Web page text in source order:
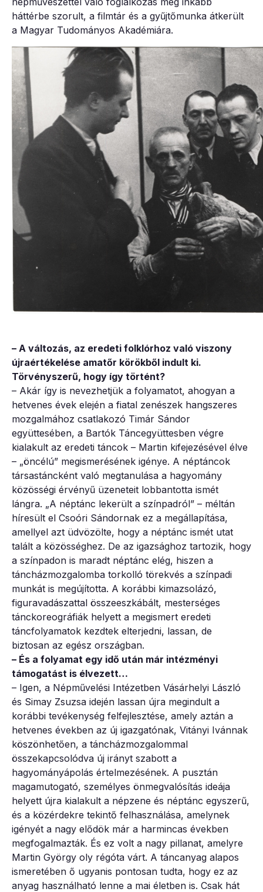
háttérbe szorult, a filmtár és a gyűjtőmunka átkerült
a Magyar Tudományos Akadémiára.
– A változás, az eredeti folklórhoz való viszony
újraértékelése amatőr körökből indult ki.
Törvényszerű, hogy így történt?
– Akár így is nevezhetjük a folyamatot, ahogyan a
hetvenes évek elején a fiatal zenészek hangszeres
mozgalmához csatlakozó Timár Sándor
együttesében, a Bartók Táncegyüttesben végre
kialakult az eredeti táncok – Martin kifejezésével élve
– „öncélú” megismerésének igénye. A néptáncok
társastáncként való megtanulása a hagyomány
közösségi érvényű üzeneteit lobbantotta ismét
lángra. „A néptánc lekerült a színpadról” – méltán
híresült el Csoóri Sándornak ez a megállapítása,
amellyel azt üdvözölte, hogy a néptánc ismét utat
talált a közösséghez. De az igazsághoz tartozik, hogy
a színpadon is maradt néptánc elég, hiszen a
táncházmozgalomba torkolló törekvés a színpadi
munkát is megújította. A korábbi kimazsolázó,
figuravadászattal összeeszkábált, mesterséges
tánckoreográfiák helyett a megismert eredeti
táncfolyamatok kezdtek elterjedni, lassan, de
biztosan az egész országban.
– És a folyamat egy idő után már intézményi
támogatást is élvezett…
– Igen, a Népművelési Intézetben Vásárhelyi László
és Simay Zsuzsa idején lassan újra megindult a
korábbi tevékenység felfejlesztése, amely aztán a
hetvenes években az új igazgatónak, Vitányi Ivánnak
köszönhetően, a táncházmozgalommal
összekapcsolódva új irányt szabott a
hagyományápolás értelmezésének. A pusztán
magamutogató, személyes önmegvalósítás ideája
helyett újra kialakult a népzene és néptánc egyszerű,
és a közérdekre tekintő felhasználása, amelynek
igényét a nagy elődök már a harmincas években
megfogalmazták. És ez volt a nagy pillanat, amelyre
Martin György oly régóta várt. A táncanyag alapos
ismeretében ő ugyanis pontosan tudta, hogy ez az
anyag használható lenne a mai életben is. Csak hát